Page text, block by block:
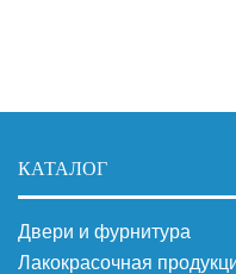
КАТАЛОГ
Двери и фурнитура
Лакокрасочная